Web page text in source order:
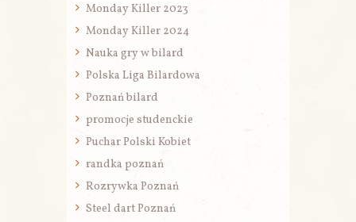
Monday Killer 2023
Monday Killer 2024
Nauka gry w bilard
Polska Liga Bilardowa
Poznań bilard
promocje studenckie
Puchar Polski Kobiet
randka poznań
Rozrywka Poznań
Steel dart Poznań